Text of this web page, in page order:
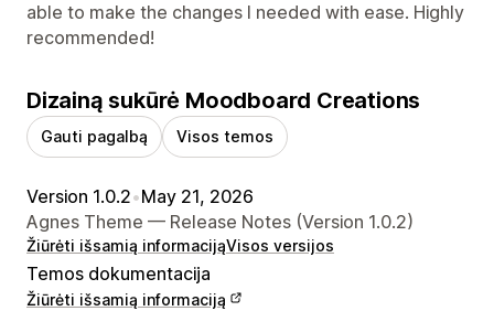
able to make the changes I needed with ease. Highly
recommended!
Dizainą sukūrė Moodboard Creations
Gauti pagalbą Visos temos
Version 1.0.2•May 21, 2026
Agnes Theme — Release Notes (Version 1.0.2)
Žiūrėti išsamią informacijąVisos versijos
Temos dokumentacija
Žiūrėti išsamią informaciją